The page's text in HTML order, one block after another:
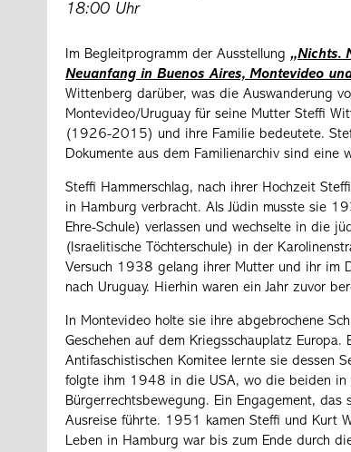
18:00 Uhr
Im Begleitprogramm der Ausstellung „Nichts.
Neuanfang in Buenos Aires, Montevideo
Wittenberg darüber, was die Auswanderung
Montevideo/Uruguay für seine Mutter Steffi
(1926-2015) und ihre Familie bedeutete.
Dokumente aus dem Familienarchiv sind eine
Steffi Hammerschlag, nach ihrer Hochzeit
in Hamburg verbracht. Als Jüdin musste sie
Ehre-Schule) verlassen und wechselte in die
(Israelitische Töchterschule) in der
Versuch 1938 gelang ihrer Mutter und ihr im
nach Uruguay. Hierhin waren ein Jahr zuvor
In Montevideo holte sie ihre abgebrochene
Geschehen auf dem Kriegsschauplatz
Antifaschistischen Komitee lernte sie dessen
folgte ihm 1948 in die USA, wo die beiden in
Bürgerrechtsbewegung. Ein Engagement,
Ausreise führte. 1951 kamen Steffi und Kurt
Leben in Hamburg war bis zum Ende durch